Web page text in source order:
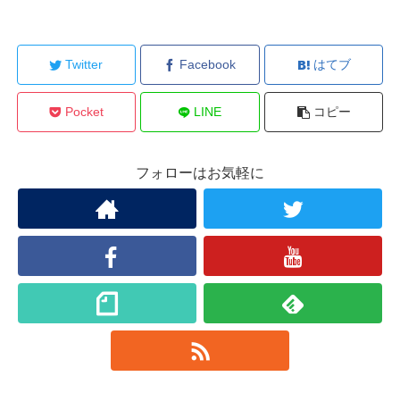
Twitter Facebook はてブ
Pocket LINE コピー
フォローはお気軽に